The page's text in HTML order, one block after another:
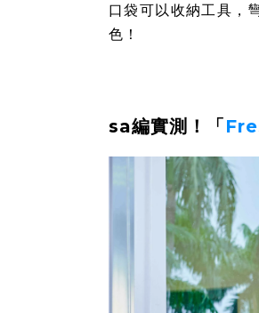
口袋可以收納工具，
色！
sa編實測！「